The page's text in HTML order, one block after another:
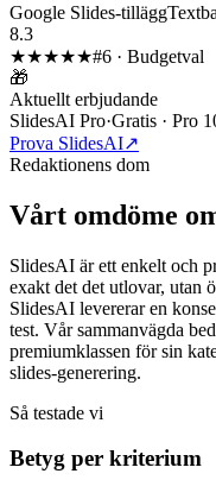
Google Slides-tillägg
8.3
★★★★★#6 · Budgetval
🎁
Aktuellt erbjudande
SlidesAI Pro·Gratis · Pro
Prova SlidesAI↗
Redaktionens dom
Vårt omdöme
SlidesAI är ett enkelt och
exakt det det utlovar, utan
SlidesAI levererar en
test. Vår sammanvägda
premiumklassen för sin
slides-generering.
Så testade vi
Betyg per kriterium